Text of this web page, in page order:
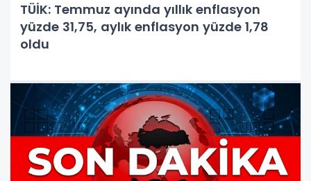
TÜİK: Temmuz ayında yıllık enflasyon
yüzde 31,75, aylık enflasyon yüzde 1,78
oldu